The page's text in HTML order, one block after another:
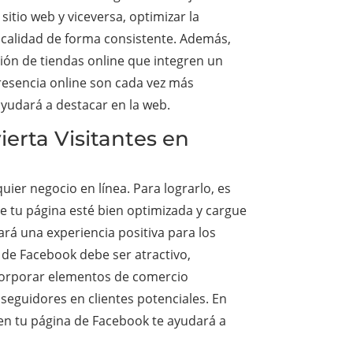
web y viceversa, optimizar la
de forma consistente. Además,
de tiendas online que integren un
online son cada vez más
a destacar en la web.
Visitantes en
negocio en línea. Para lograrlo, es
tu página esté bien optimizada y cargue
una experiencia positiva para los
Facebook debe ser atractivo,
elementos de comercio
en clientes potenciales. En
tu página de Facebook te ayudará a